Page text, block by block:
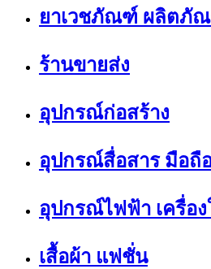
ยาเวชภัณฑ์ ผลิตภั
ร้านขายส่ง
อุปกรณ์ก่อสร้าง
อุปกรณ์สื่อสาร มือถื
อุปกรณ์ไฟฟ้า เครื่อ
เสื้อผ้า แฟชั่น